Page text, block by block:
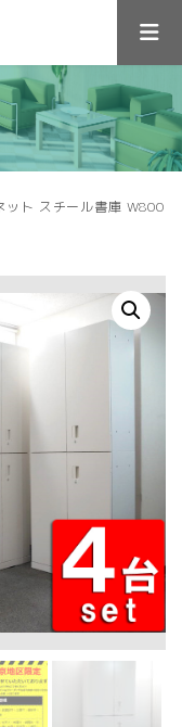
ット スチール書庫 W800